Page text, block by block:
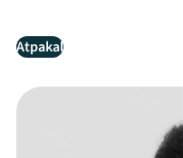
Atpakaļ